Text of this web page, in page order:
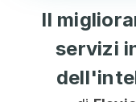
Il
servizi